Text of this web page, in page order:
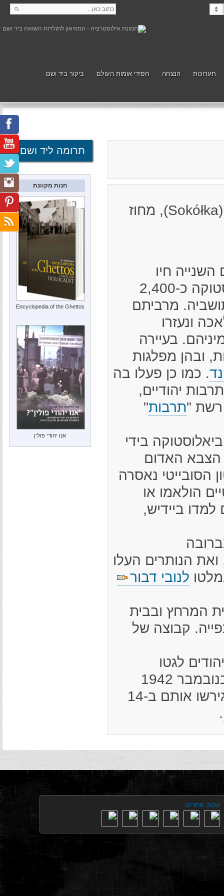
תערוכות הנצחה חסידי אומות העולם ביקור ביד ושם
מקום לפני המלחמה: עיירה בנפת סוקולקה (Sokółka), מחוז
חיו
בדומברובה ביאלוסטוקה כ-2,400
מרביתם
ונעזרו
בעיירה
ובהן מפלגות
. כמו כן פעלו בה
יהודיים,
רשת "תרבות"
ביאלוסטוקה בידי
הצבא האדום
הסובייטי נאסרה
הולאמו או
למדו ביידיש,
הנותרים העלו
לנובי דבור
המרחץ ובבית
קבוצה של
לגטו
סוחובולה. את היהודים הנותרים גירשו ב-2 בנובמבר 1942
למחנה המעבר קלבסין (Kielbasin), ומשם גירשו אותם ב-14
.
תרומה ליד ושם
חנות מקוונת
Encyclopedia of the Ghettos
אנו יהודי פולין
עקוב אחרינו